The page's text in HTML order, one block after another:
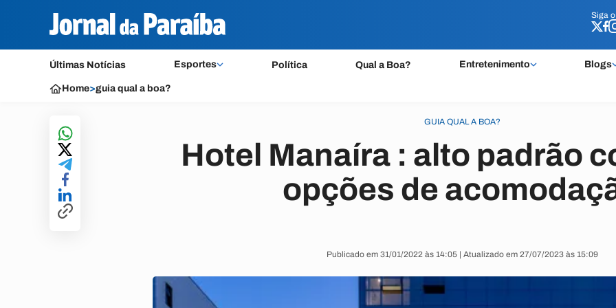
Siga o
Últimas Notícias Esportes Política Qual a Boa? Entretenimento Blogs
Siga o
Home>guia qual a boa?
GUIA QUAL A BOA?
Hotel Manaíra : alto padrão
opções de
Publicado em 31/01/2022 às 14:05 | Atualizado em 27/07/2023 às 15:09